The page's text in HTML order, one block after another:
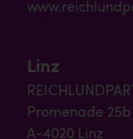
Linz
Promenade 25b
A-4020 Linz